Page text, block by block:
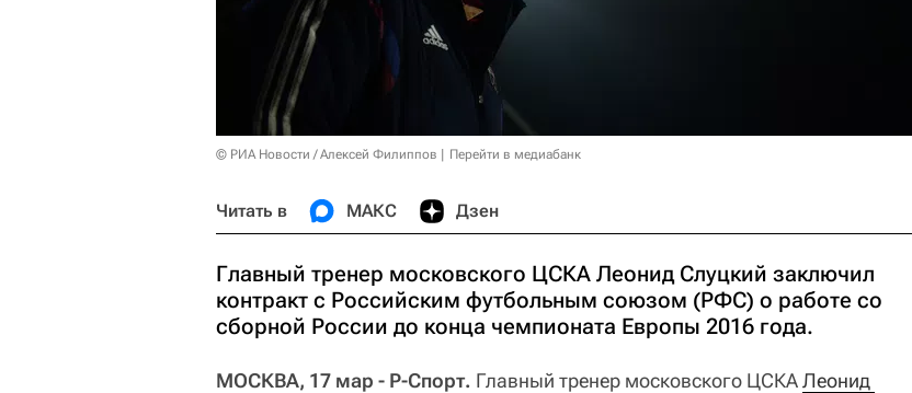
© РИА Новости / Алексей Филиппов Перейти в медиабанк
Читать в МАКС Дзен
Главный тренер московского ЦСКА Леонид Слуцкий заключил
контракт с Российским футбольным союзом (РФС) о работе со
сборной России до конца чемпионата Европы 2016 года.
МОСКВА, 17 мар - Р-Спорт. Главный тренер московского ЦСКАЛеонид